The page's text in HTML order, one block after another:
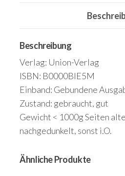
Beschreibung
Verlag: Union-Verlag
ISBN: B0000BIE5M
Einband: Gebundene
Zustand: gebraucht, gut
Gewicht < 1000g Seiten
nachgedunkelt, sonst i.O.
Ähnliche Produkte